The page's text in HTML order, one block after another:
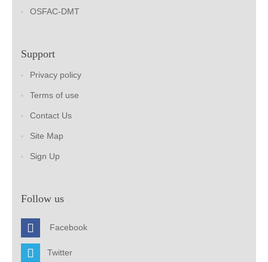
OSFAC-DMT
Support
Privacy policy
Terms of use
Contact Us
Site Map
Sign Up
Follow us
Facebook
Twitter